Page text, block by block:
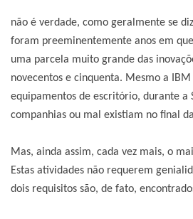
não é verdade, como geralmente se
foram preeminentemente anos em
uma parcela muito grande das
novecentos e cinquenta. Mesmo a
equipamentos de escritório, durante a
companhias ou mal existiam no final
Mas, ainda assim, cada vez mais, o
Estas atividades não requerem
dois requisitos são, de fato,